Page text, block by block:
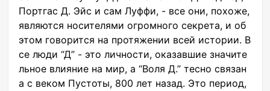
Портгас Д. Эйс и сам Луффи, - все они, похоже,
являются носителями огромного секрета, и об
этом говорится на протяжении всей истории. В
се люди “Д” - это личности, оказавшие значите
льное влияние на мир, а “Воля Д.” тесно связан
а с веком Пустоты, 800 лет назад. Это период,